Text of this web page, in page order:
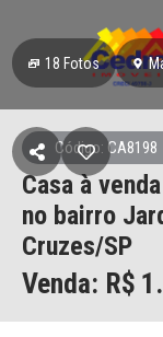
18 Fotos
Código: CA8198
Casa à
no bairro
Cruzes/SP
Venda: R$